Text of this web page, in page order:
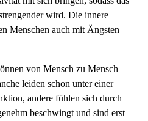
wird. Die innere
Menschen auch mit Ängsten
von Mensch zu Mensch
leiden schon unter einer
andere fühlen sich durch
beschwingt und sind erst